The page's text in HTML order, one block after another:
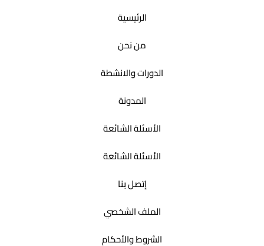
الرئيسية
من نحن
الدورات والانشطة
المدونة
الأسئلة الشائعة
الأسئلة الشائعة
إتصل بنا
الملف الشخصي
الشروط والأحكام